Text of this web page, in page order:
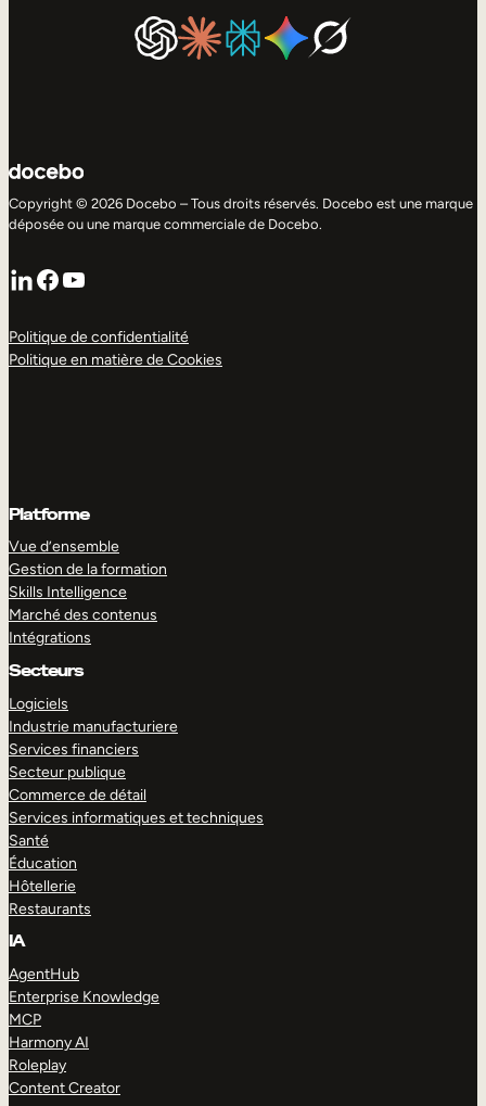
Copyright © 2026 Docebo – Tous droits réservés. Docebo est une marque
déposée ou une marque commerciale de Docebo.
LinkedIn
Facebook
YouTube
Politique de confidentialité
Politique en matière de Cookies
Platforme
Vue d’ensemble
Gestion de la formation
Skills Intelligence
Marché des contenus
Intégrations
Secteurs
Logiciels
Industrie manufacturiere
Services financiers
Secteur publique
Commerce de détail
Services informatiques et techniques
Santé
Éducation
Hôtellerie
Restaurants
IA
AgentHub
Enterprise Knowledge
MCP
Harmony AI
Roleplay
Content Creator